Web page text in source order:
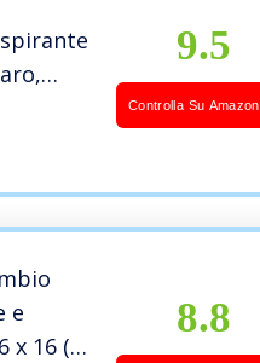
9.5
Controlla Su Amazon
e
x 16 (
8.8